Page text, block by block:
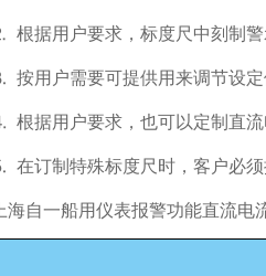
根据用户要求，标度尺中刻制警
按用户需要可提供用来调节设定
根据用户要求，也可以定制直流
在订制特殊标度尺时，客户必须
上海自一船用仪表报警功能直流电